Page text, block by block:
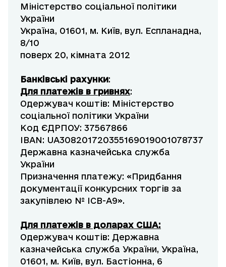
Міністерство соціальної політики
України
Україна, 01601, м. Київ, вул. Еспланадна,
8/10
поверх 20, кімната 2012
Банківські рахунки:
Для платежів в гривнях:
Одержувач коштів: Міністерство
соціальної політики України
Код ЄДРПОУ: 37567866
IBAN: UA308201720355169019001078737
Державна казначейська служба
України
Призначення платежу: «Придбання
документації конкурсних торгів за
закупівлею № ICB-A9».
Для платежів в доларах США:
Одержувач коштів: Державна
казначейська служба України, Україна,
01601, м. Київ, вул. Бастіонна, 6